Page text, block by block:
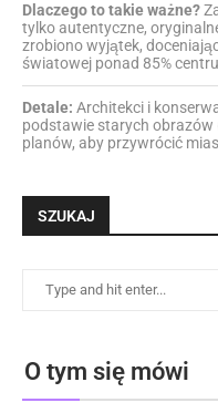
Dlaczego to takie ważne?
tylko autentyczne,
zrobiono wyjątek,
światowej ponad 85%
Detale: Architekci i
podstawie starych obrazów
planów, aby przywrócić
SZUKAJ
O tym się mówi